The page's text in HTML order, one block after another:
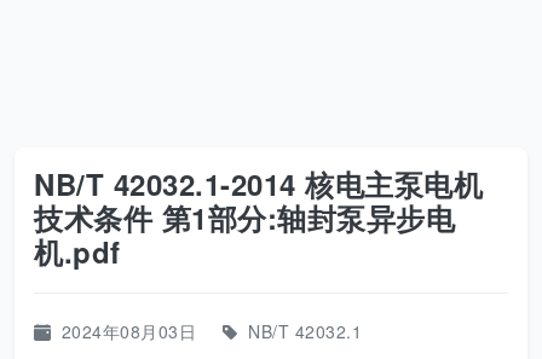
NB/T 42032.1-2014 核电主泵电机
技术条件 第1部分:轴封泵异步电
机.pdf
2024年08月03日
NB/T 42032.1